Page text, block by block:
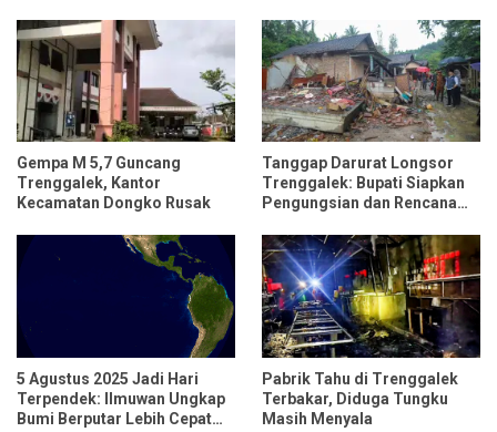
Gempa M 5,7 Guncang
Trenggalek, Kantor
Kecamatan Dongko Rusak
Tanggap Darurat Longsor
Trenggalek: Bupati Siapkan
Pengungsian dan Rencana
5 Agustus 2025 Jadi Hari
Terpendek: Ilmuwan Ungkap
Bumi Berputar Lebih Cepat
Pabrik Tahu di Trenggalek
Terbakar, Diduga Tungku
Masih Menyala